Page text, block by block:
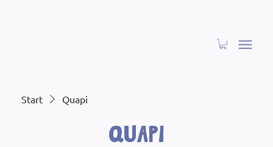
Start Quapi
Quapi